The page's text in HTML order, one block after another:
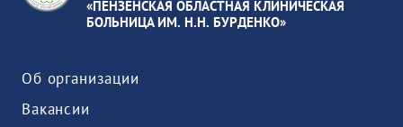
«ПЕНЗЕНСКАЯ ОБЛАСТНАЯ КЛИНИЧЕСКАЯ
БОЛЬНИЦА ИМ. Н.Н. БУРДЕНКО»
Об организации
Вакансии